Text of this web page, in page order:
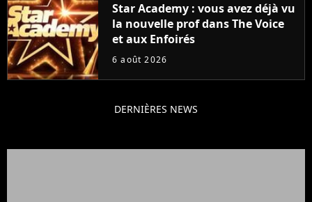
Star Academy : vous avez déjà vu
la nouvelle prof dans The Voice
et aux Enfoirés
6 août 2026
DERNIÈRES NEWS